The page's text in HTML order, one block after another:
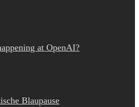
at OpenAI?
Blaupause